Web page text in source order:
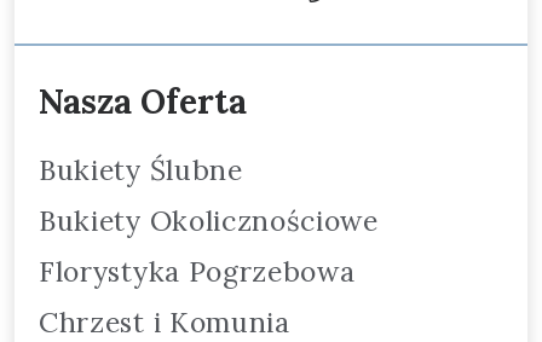
Nasza Oferta
Bukiety Ślubne
Bukiety Okolicznościowe
Florystyka Pogrzebowa
Chrzest i Komunia